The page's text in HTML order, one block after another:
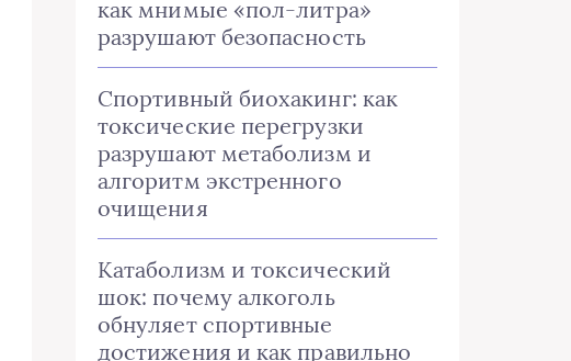
как мнимые «пол-литра»
разрушают безопасность
Спортивный биохакинг: как
токсические перегрузки
разрушают метаболизм и
алгоритм экстренного
очищения
Катаболизм и токсический
шок: почему алкоголь
обнуляет спортивные
достижения и как правильно